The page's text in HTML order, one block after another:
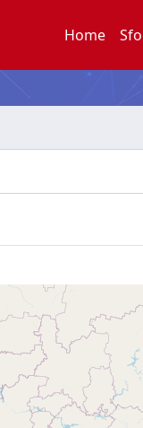
Home